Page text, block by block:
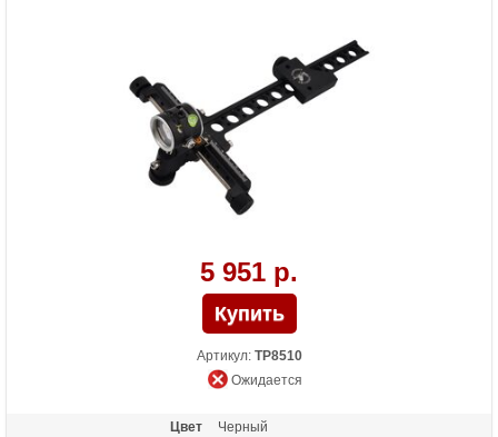
5 951 р.
Артикул: TP8510
Ожидается
Цвет
Черный